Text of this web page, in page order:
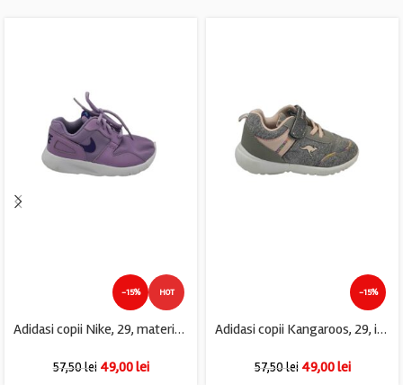
-15% HOT
Adidasi copii Nike, 29, material textil, piele, mov
57,50lei 49,00lei
-15%
Adidasi copii Kangaroos, 29, imitatie de piele, material textil, gri
57,50lei 49,00lei